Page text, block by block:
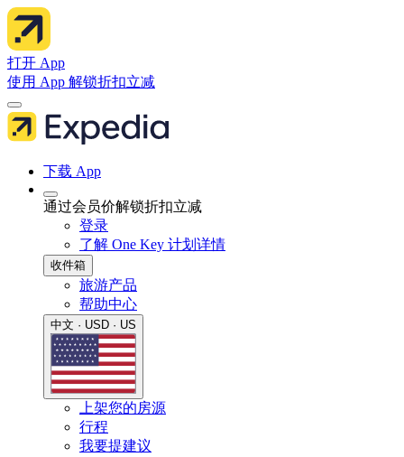
打开 App
使用 App 解锁折扣立减
下载 App
通过会员价解锁折扣立减
登录
了解 One Key 计划详情
收件箱
旅游产品
帮助中心
中文 · USD · US
上架您的房源
行程
我要提建议